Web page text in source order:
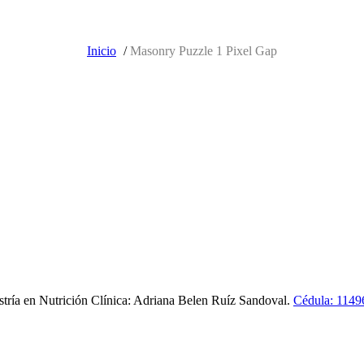
Inicio /Masonry Puzzle 1 Pixel Gap
en Nutrición Clínica: Adriana Belen Ruíz Sandoval. Cédula: